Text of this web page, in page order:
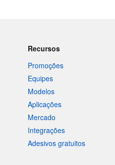
Recursos
Promoções
Equipes
Modelos
Aplicações
Mercado
Integrações
Adesivos gratuitos